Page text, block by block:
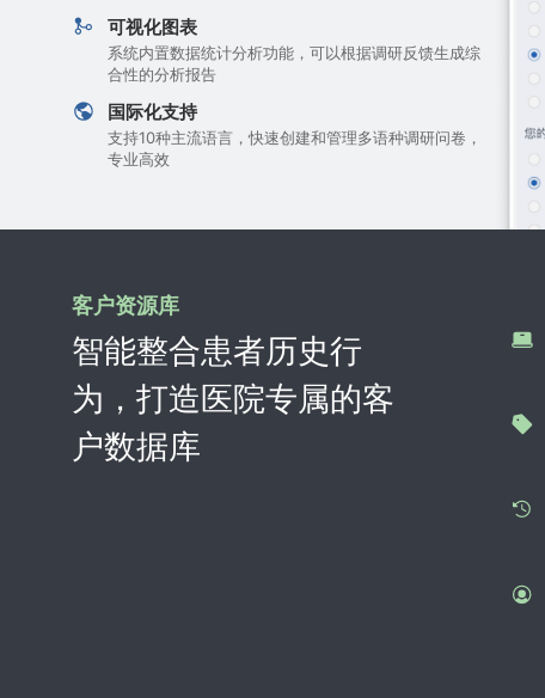
可视化图表
系统内置数据统计分析功能，可以根据调研反馈生成综
合性的分析报告
国际化支持
支持10种主流语言，快速创建和管理多语种调研问卷，
专业高效
客户资源库
智能整合患者历史行
为，打造医院专属的客
户数据库